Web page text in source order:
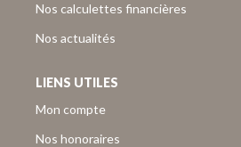
Nos calculettes financières
Nos actualités
LIENS UTILES
Mon compte
Nos honoraires